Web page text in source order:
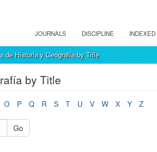
JOURNALS DISCIPLINE INDEXED
de Historia y Geografía by Title
by Title
O P Q R S T U V W X Y Z
Go